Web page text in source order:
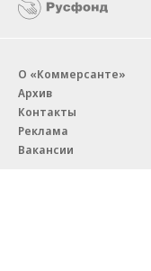
О «Коммерсанте»
Архив
Контакты
Реклама
Вакансии